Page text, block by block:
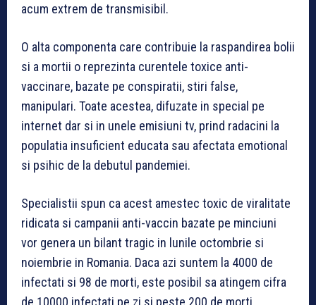
acum extrem de transmisibil.
O alta componenta care contribuie la raspandirea bolii
si a mortii o reprezinta curentele toxice anti-
vaccinare, bazate pe conspiratii, stiri false,
manipulari. Toate acestea, difuzate in special pe
internet dar si in unele emisiuni tv, prind radacini la
populatia insuficient educata sau afectata emotional
si psihic de la debutul pandemiei.
Specialistii spun ca acest amestec toxic de viralitate
ridicata si campanii anti-vaccin bazate pe minciuni
vor genera un bilant tragic in lunile octombrie si
noiembrie in Romania. Daca azi suntem la 4000 de
infectati si 98 de morti, este posibil sa atingem cifra
de 10000 infectati pe zi si peste 200 de morti.